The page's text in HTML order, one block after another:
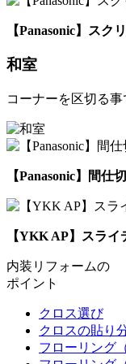
【Panasonic】スク
和室
コーナーを区切る
【Panasonic】間仕
【YKK AP】スラ
内装リフォームの
ポイント
クロス選び
クロスの貼り
フローリング